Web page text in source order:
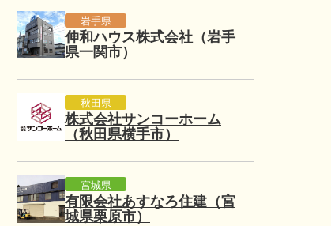
岩手県
伸和ハウス株式会社（岩手
県一関市）
秋田県
株式会社サンコーホーム
（秋田県横手市）
宮城県
有限会社あすなろ住建（宮
城県栗原市）